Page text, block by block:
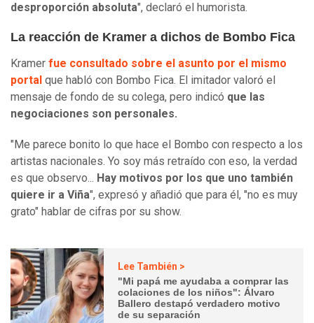
desproporción absoluta", declaró el humorista.
La reacción de Kramer a dichos de Bombo Fica
Kramer fue consultado sobre el asunto por el mismo
portal que habló con Bombo Fica. El imitador valoró el
mensaje de fondo de su colega, pero indicó que las
negociaciones son personales.
"Me parece bonito lo que hace el Bombo con respecto a los
artistas nacionales. Yo soy más retraído con eso, la verdad
es que observo... Hay motivos por los que uno también
quiere ir a Viña", expresó y añadió que para él, "no es muy
grato" hablar de cifras por su show.
Lee También >
"Mi papá me ayudaba a comprar las
colaciones de los niños": Álvaro
Ballero destapó verdadero motivo
de su separación